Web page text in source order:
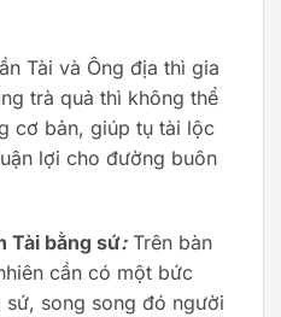
Tài và Ông địa thì gia
trà quả thì không thể
cơ bản, giúp tụ tài lộc
lợi cho đường buôn
Tài bằng sứ:Trên bàn
cần có một bức
sứ, song song đó người